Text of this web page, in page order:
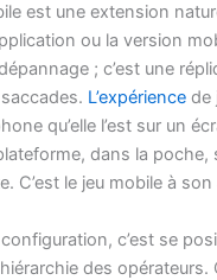
est une extension
ou la version
; c’est une
L’expérience de
qu’elle l’est sur un
dans la poche,
C’est le jeu mobile à
c’est se
des opérateurs.